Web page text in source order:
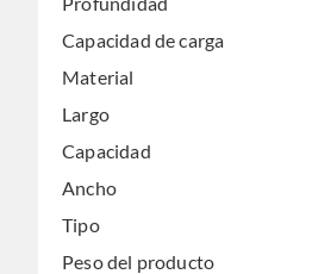
Capacidad de carga
Material
Largo
Capacidad
Ancho
Tipo
Peso del producto